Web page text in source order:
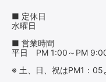
■ 定休日
水曜日
■ 営業時間
平日 PM 1:00～PM
※ 土、日、祝はPM1：05